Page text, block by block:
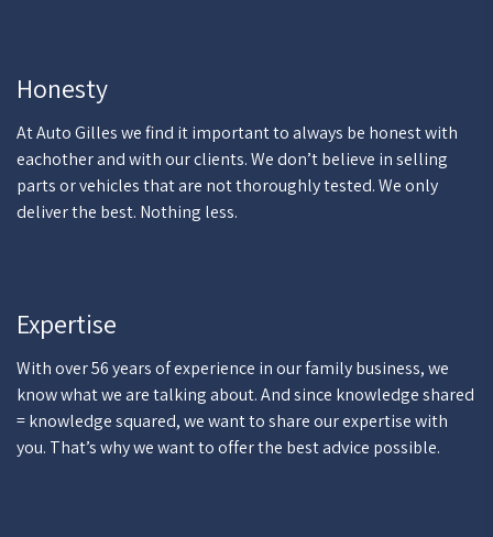
Honesty
At Auto Gilles we find it important to always be honest with
eachother and with our clients. We don’t believe in selling
parts or vehicles that are not thoroughly tested. We only
deliver the best. Nothing less.
Expertise
With over 56 years of experience in our family business, we
know what we are talking about. And since knowledge shared
= knowledge squared, we want to share our expertise with
you. That’s why we want to offer the best advice possible.